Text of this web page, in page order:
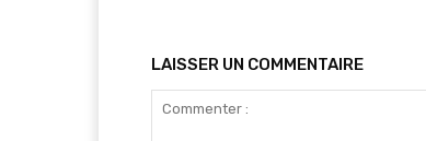
LAISSER UN COMMENTAIRE